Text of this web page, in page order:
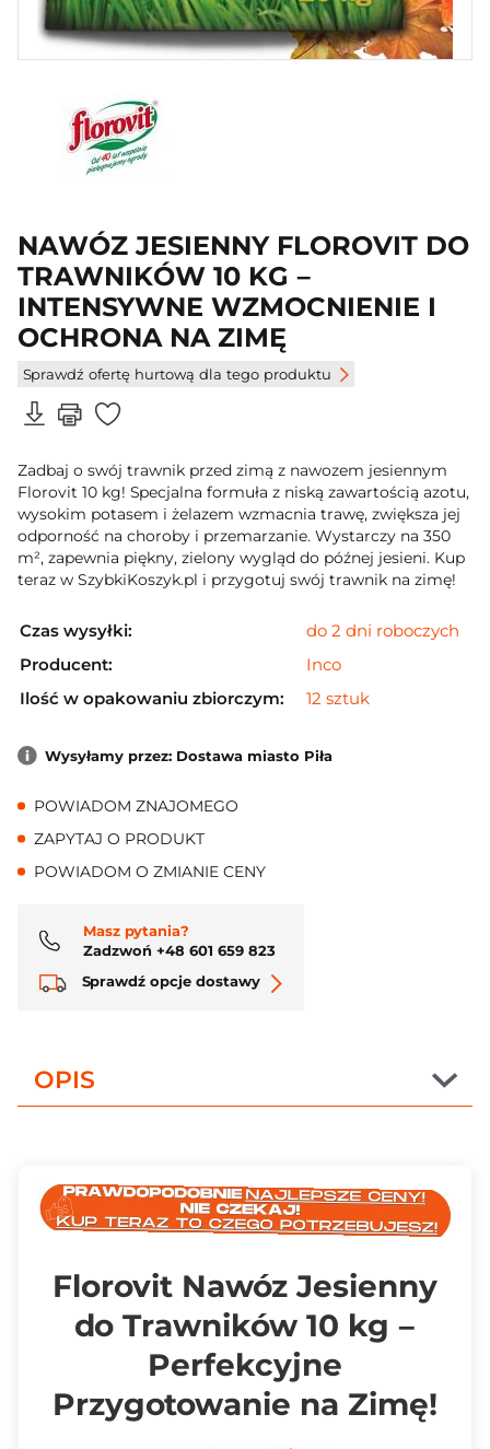
NAWÓZ JESIENNY FLOROVIT DO
TRAWNIKÓW 10 KG –
INTENSYWNE WZMOCNIENIE I
OCHRONA NA ZIMĘ
Sprawdź ofertę hurtową dla tego produktu
Zadbaj o swój trawnik przed zimą z nawozem jesiennym
Florovit 10 kg! Specjalna formuła z niską zawartością azotu,
wysokim potasem i żelazem wzmacnia trawę, zwiększa jej
odporność na choroby i przemarzanie. Wystarczy na 350
m², zapewnia piękny, zielony wygląd do późnej jesieni. Kup
teraz w SzybkiKoszyk.pl i przygotuj swój trawnik na zimę!
Czas wysyłki:
do 2 dni roboczych
Producent:
Inco
Ilość w opakowaniu zbiorczym:
12 sztuk
Wysyłamy przez: Dostawa miasto Piła
POWIADOM ZNAJOMEGO
ZAPYTAJ O PRODUKT
POWIADOM O ZMIANIE CENY
Masz pytania?
Zadzwoń +48 601 659 823
Sprawdź opcje dostawy
OPIS
Florovit Nawóz Jesienny
do Trawników 10 kg –
Perfekcyjne
Przygotowanie na Zimę!